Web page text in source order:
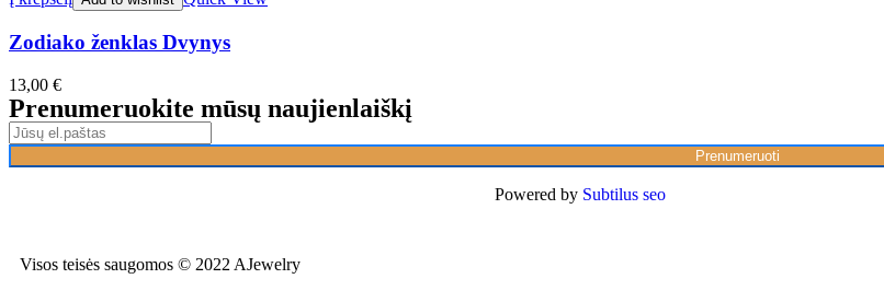
Zodiako ženklas Dvynys
13,00 €
Prenumeruokite mūsų naujienlaiškį
Prenumeruoti
Powered by Subtilus seo
Visos teisės saugomos © 2022 AJewelry